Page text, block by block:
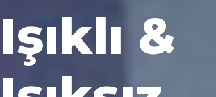
Işıklı &